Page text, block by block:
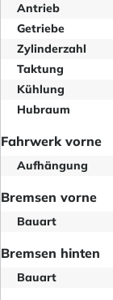
Antrieb
Getriebe
Zylinderzahl
Taktung
Kühlung
Hubraum
Fahrwerk vorne
Aufhängung
Bremsen vorne
Bauart
Bremsen hinten
Bauart